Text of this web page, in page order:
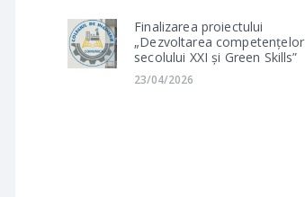
Finalizarea proiectului
„Dezvoltarea competențelor
secolului XXI și Green Skills”
23/04/2026